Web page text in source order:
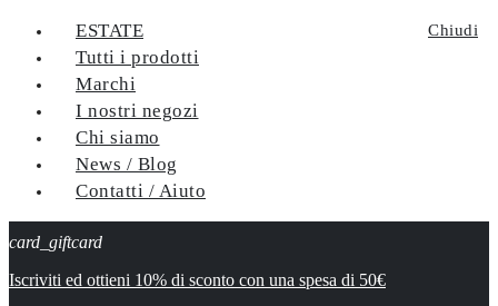
Chiudi
ESTATE
Tutti i prodotti
Marchi
I nostri negozi
Chi siamo
News / Blog
Contatti / Aiuto
card_giftcard
Iscriviti ed ottieni 10% di sconto con una spesa di 50€